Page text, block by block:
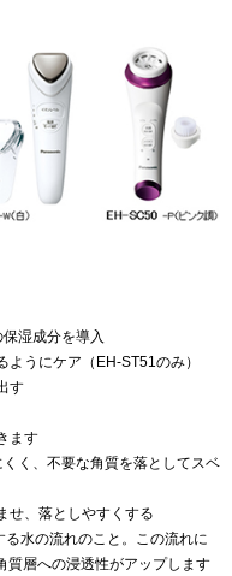
湿成分を導入
うにケア（EH-ST51のみ）
す
ます
く、不要な角質を落としてスベ
せ、落としやすくする
水の流れのこと。この流れに
質層への浸透性がアップします